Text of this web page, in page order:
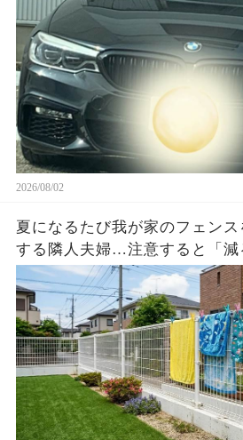
2026/08/02
夏になるたび我が家のフェン
する隣人夫婦…注意すると「減
と逆ギレ→濡れた洗濯物3枚と
た瞬間…